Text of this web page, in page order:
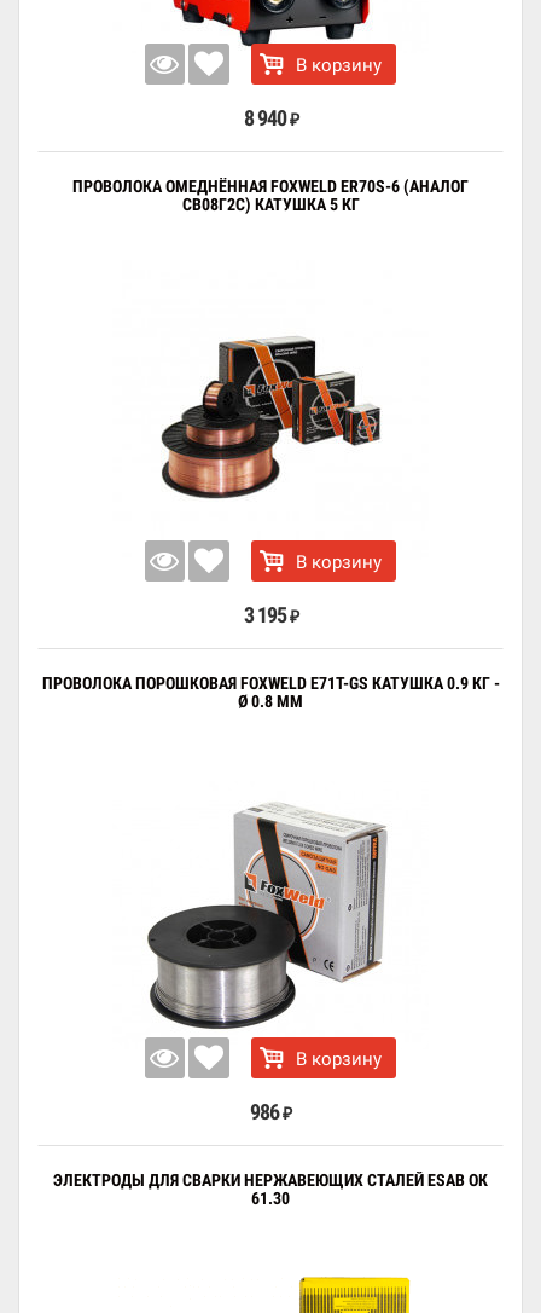
В корзину
8 940 ₽
ПРОВОЛОКА ОМЕДНЁННАЯ FOXWELD ER70S-6 (АНАЛОГ
СВ08Г2С) КАТУШКА 5 КГ
В корзину
3 195 ₽
ПРОВОЛОКА ПОРОШКОВАЯ FOXWELD E71T-GS КАТУШКА 0.9 КГ -
Ø 0.8 ММ
В корзину
986 ₽
ЭЛЕКТРОДЫ ДЛЯ СВАРКИ НЕРЖАВЕЮЩИХ СТАЛЕЙ ESAB ОК
61.30